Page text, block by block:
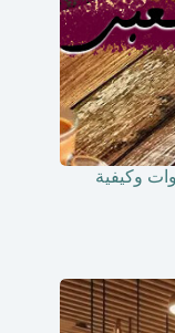
وكيفية